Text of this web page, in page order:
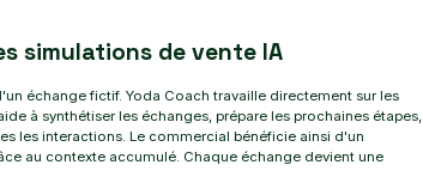
simulations de vente IA
échange fictif. Yoda Coach travaille directement sur les
à synthétiser les échanges, prépare les prochaines étapes,
les interactions. Le commercial bénéficie ainsi d'un
au contexte accumulé. Chaque échange devient une